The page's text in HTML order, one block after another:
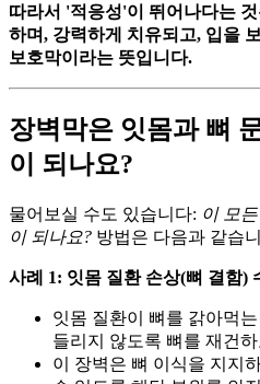
따라서 '적응성'이 뛰어나다는
하며, 강력하게 치유되고, 입을
보호막이라는 뜻입니다.
장벽막은 잇몸과 뼈
이 되나요?
물어보실 수도 있습니다: 이 모
이 되나요? 방법은 다음과 같습
사례 1: 잇몸 질환 손상(뼈 결함)
잇몸 질환이 뼈를 갉아먹
들리지 않도록 뼈를 재건
이 장벽은 뼈 이식을 지지